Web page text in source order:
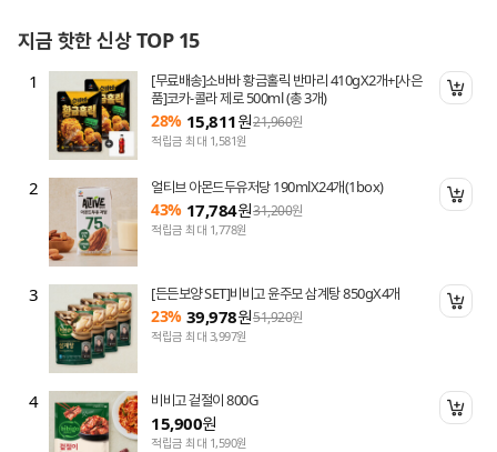
지금 핫한 신상 TOP 15
담기
담기
담기
담기
1
[무료배송]소바바 황금홀릭 반마리 410gX2개+[사은
품]코카-콜라 제로 500ml (총 3개)
28% 15,811원21,960원
적립금 최대 1,581원
2 얼티브 아몬드두유저당 190mlX24개(1box)
43% 17,784원31,200원
적립금 최대 1,778원
3 [든든보양 SET]비비고 윤주모 삼계탕 850gX4개
23% 39,978원51,920원
적립금 최대 3,997원
4 비비고 겉절이 800G
15,900원
적립금 최대 1,590원